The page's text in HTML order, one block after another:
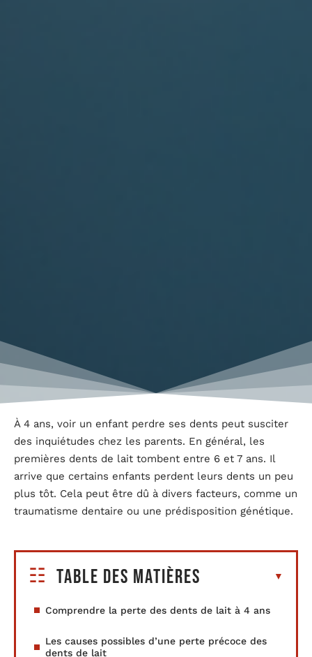
À 4 ans, voir un enfant perdre ses dents peut susciter
des inquiétudes chez les parents. En général, les
premières dents de lait tombent entre 6 et 7 ans. Il
arrive que certains enfants perdent leurs dents un peu
plus tôt. Cela peut être dû à divers facteurs, comme un
traumatisme dentaire ou une prédisposition génétique.
Table des matières
Comprendre la perte des dents de lait à 4 ans
Les causes possibles d’une perte précoce des
dents de lait